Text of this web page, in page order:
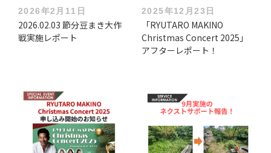
2026年2月11日
2026.02.03 節分豆まき大作
戦実施レポート
2025年12月23日
「RYUTARO MAKINO
Christmas Concert 2025」
アフターレポート！